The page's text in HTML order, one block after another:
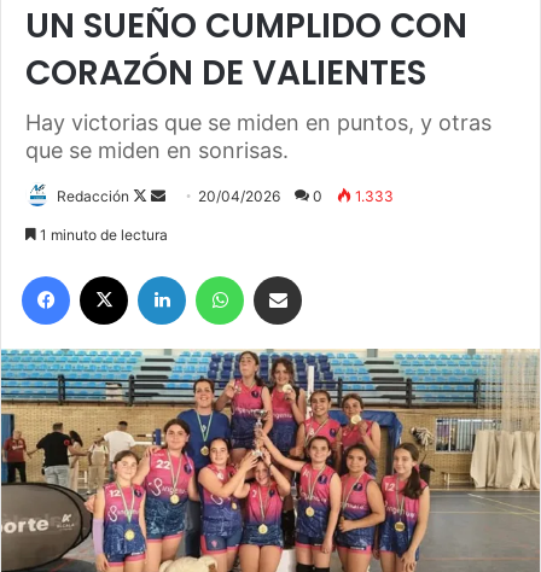
UN SUEÑO CUMPLIDO CON
CORAZÓN DE VALIENTES
Hay victorias que se miden en puntos, y otras
que se miden en sonrisas.
Redacción
F
l
o
o
n
X
d
a
e
m
a
i
l
20/04/2026 0 1.333
1 minuto de lectura